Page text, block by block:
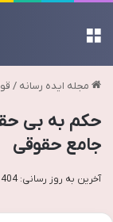
مجله ایده رسانه /
حکم به بی
جامع حقوقی
آخرین به روز رسانی: 28/07/1404